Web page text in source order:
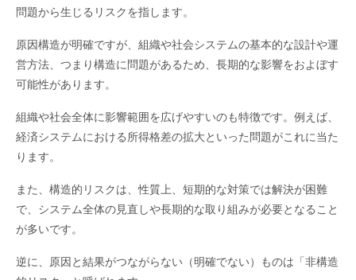
問題から生じるリスクを指します。
原因構造が明確ですが、組織や社会システムの基本的な設計や運
営方法、つまり構造に問題があるため、長期的な影響をおよぼす
可能性があります。
組織や社会全体に影響範囲を広げやすいのも特徴です。例えば、
経済システムにおける所得格差の拡大といった問題がこれに当た
ります。
また、構造的リスクは、性質上、短期的な対策では解決が困難
で、システム全体の見直しや長期的な取り組みが必要となること
が多いです。
逆に、原因と結果がつながらない（明確でない）ものは「非構造